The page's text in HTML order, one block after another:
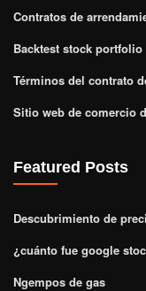
Contratos de
Backtest stock portfolio
Términos del contrato
Sitio web de comercio
Featured Posts
Descubrimiento de
¿cuánto fue google
Ngempos de gas